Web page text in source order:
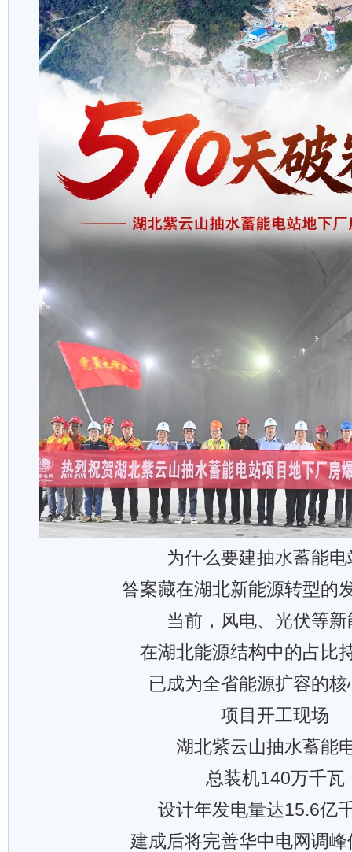
为什么要建抽水蓄能电
答案藏在湖北新能源转型的
当前，风电、光伏等新
在湖北能源结构中的占比
已成为全省能源扩容的
项目开工现场
湖北紫云山抽水蓄能
总装机140万千瓦
设计年发电量达15.6亿
建成后将完善华中电网调